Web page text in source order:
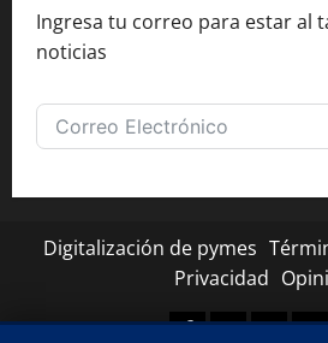
Ingresa tu correo para estar al
noticias
Digitalización de pymes
Privacidad
Facebook
Twitter